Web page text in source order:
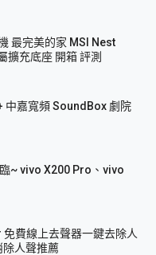
最完美的家 MSI Nest
擴充底座 開箱 評測
中嘉寬頻 SoundBox 劇院
~ vivo X200 Pro、vivo
費線上去聲器一鍵去除人
除人聲推薦